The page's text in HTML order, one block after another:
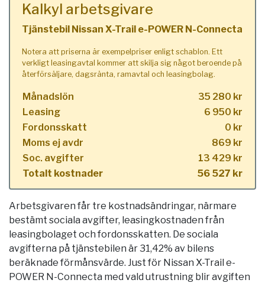
Kalkyl arbetsgivare
Tjänstebil Nissan X-Trail e-POWER N-Connecta
Notera att priserna är exempelpriser enligt schablon. Ett
verkligt leasingavtal kommer att skilja sig något beroende på
återförsäljare, dagsränta, ramavtal och leasingbolag.
Månadslön
35 280 kr
Leasing
6 950 kr
Fordonsskatt
0 kr
Moms ej avdr
869 kr
Soc. avgifter
13 429 kr
Totalt kostnader
56 527 kr
Arbetsgivaren får tre kostnadsändringar, närmare
bestämt sociala avgifter, leasingkostnaden från
leasingbolaget och fordonsskatten. De sociala
avgifterna på tjänstebilen är 31,42% av bilens
beräknade förmånsvärde. Just för Nissan X-Trail e-
POWER N-Connecta med vald utrustning blir avgiften